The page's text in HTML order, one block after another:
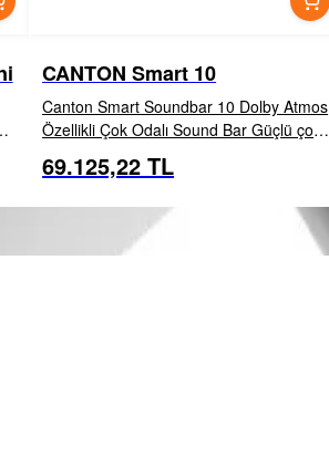
CANTON Smart 10
Canton Smart Soundbar 10 Dolby Atmos
Özellikli Çok Odalı Sound Bar Güçlü çok
odalı soundbar Smart Soundbar 10 ile
en sevdiğiniz filmleri, spor etkinliklerini,
69.125,22 TL
İNCELE